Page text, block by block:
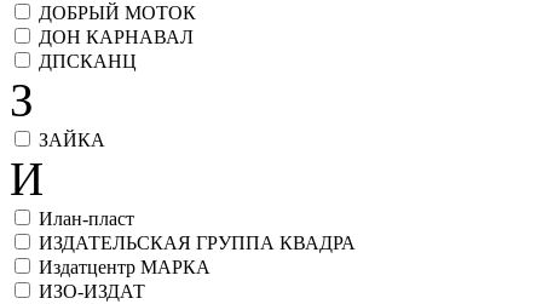
ДОБРЫЙ МОТОК
ДОН КАРНАВАЛ
ДПСКАНЦ
З
ЗАЙКА
И
Илан-пласт
ИЗДАТЕЛЬСКАЯ ГРУППА КВАДРА
Издатцентр МАРКА
ИЗО-ИЗДАТ